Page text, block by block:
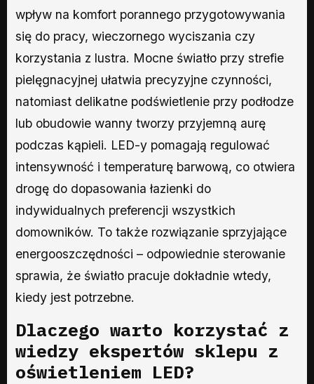
wpływ na komfort porannego przygotowywania
się do pracy, wieczornego wyciszania czy
korzystania z lustra. Mocne światło przy strefie
pielęgnacyjnej ułatwia precyzyjne czynności,
natomiast delikatne podświetlenie przy podłodze
lub obudowie wanny tworzy przyjemną aurę
podczas kąpieli. LED-y pomagają regulować
intensywność i temperaturę barwową, co otwiera
drogę do dopasowania łazienki do
indywidualnych preferencji wszystkich
domowników. To także rozwiązanie sprzyjające
energooszczędności – odpowiednie sterowanie
sprawia, że światło pracuje dokładnie wtedy,
kiedy jest potrzebne.
Dlaczego warto korzystać z
wiedzy ekspertów sklepu z
oświetleniem LED?